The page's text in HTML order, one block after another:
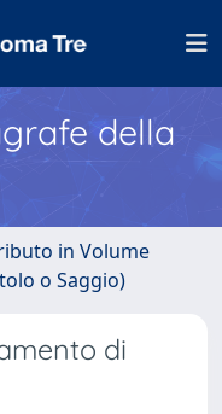
della
in Volume
o Saggio)
di